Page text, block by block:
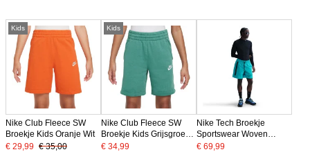
Kids
Nike Club Fleece SW
Broekje Kids Oranje Wit
€ 29,99 € 35,00
Kids
Nike Club Fleece SW
Broekje Kids Grijsgroen
Wit
€ 34,99
Nike Tech Broekje
Sportswear Woven
Turquoise Zwart
€ 69,99